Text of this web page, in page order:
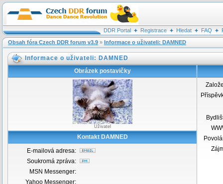
DDR Portal Registrace Hledat FAQ
Obsah fóra Czech DDR forum v3.9 » Informace o uživateli: DAMNED
Informace o uživateli: DAMNED
Obrázek postavičky
Uživatel
Kontakt DAMNED
E-mailová adresa:
Soukromá zpráva:
MSN Messenger:
Yahoo Messenger: